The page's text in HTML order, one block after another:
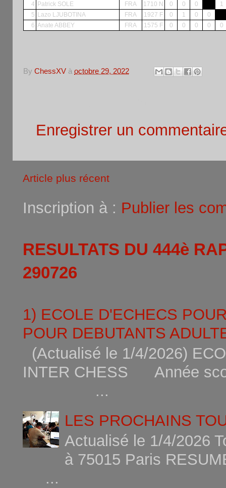
4 Patrick SOLE FRA 1710 N 0 0 0
1
5 Lazo LJUBOTINA FRA 1927 F 0 1 0
0
6 Anate ABBEY FRA 1575 F 0 0 0 0 0
By ChessXV à octobre 29, 2022
Enregistrer un
Article plus récent
Inscription à : Publier les
RESULTATS DU 444è
290726
1) ECOLE D'ECHECS
POUR DEBUTANTS
(Actualisé le 1/4/2026)
INTER CHESS Année
...
LES PROCHAINS
Actualisé le 1/4/2026
à 75015
...